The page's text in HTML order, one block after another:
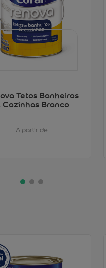
Tetos Banheiros
Cozinhas Branco
A partir de